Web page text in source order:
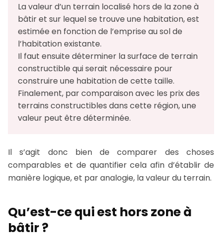
La valeur d’un terrain localisé hors de la zone à
bâtir et sur lequel se trouve une habitation, est
estimée en fonction de l’emprise au sol de
l’habitation existante.
Il faut ensuite déterminer la surface de terrain
constructible qui serait nécessaire pour
construire une habitation de cette taille.
Finalement, par comparaison avec les prix des
terrains constructibles dans cette région, une
valeur peut être déterminée.
Il s’agit donc bien de comparer des choses
comparables et de quantifier cela afin d’établir de
manière logique, et par analogie, la valeur du terrain.
Qu’est-ce qui est hors zone à
bâtir ?